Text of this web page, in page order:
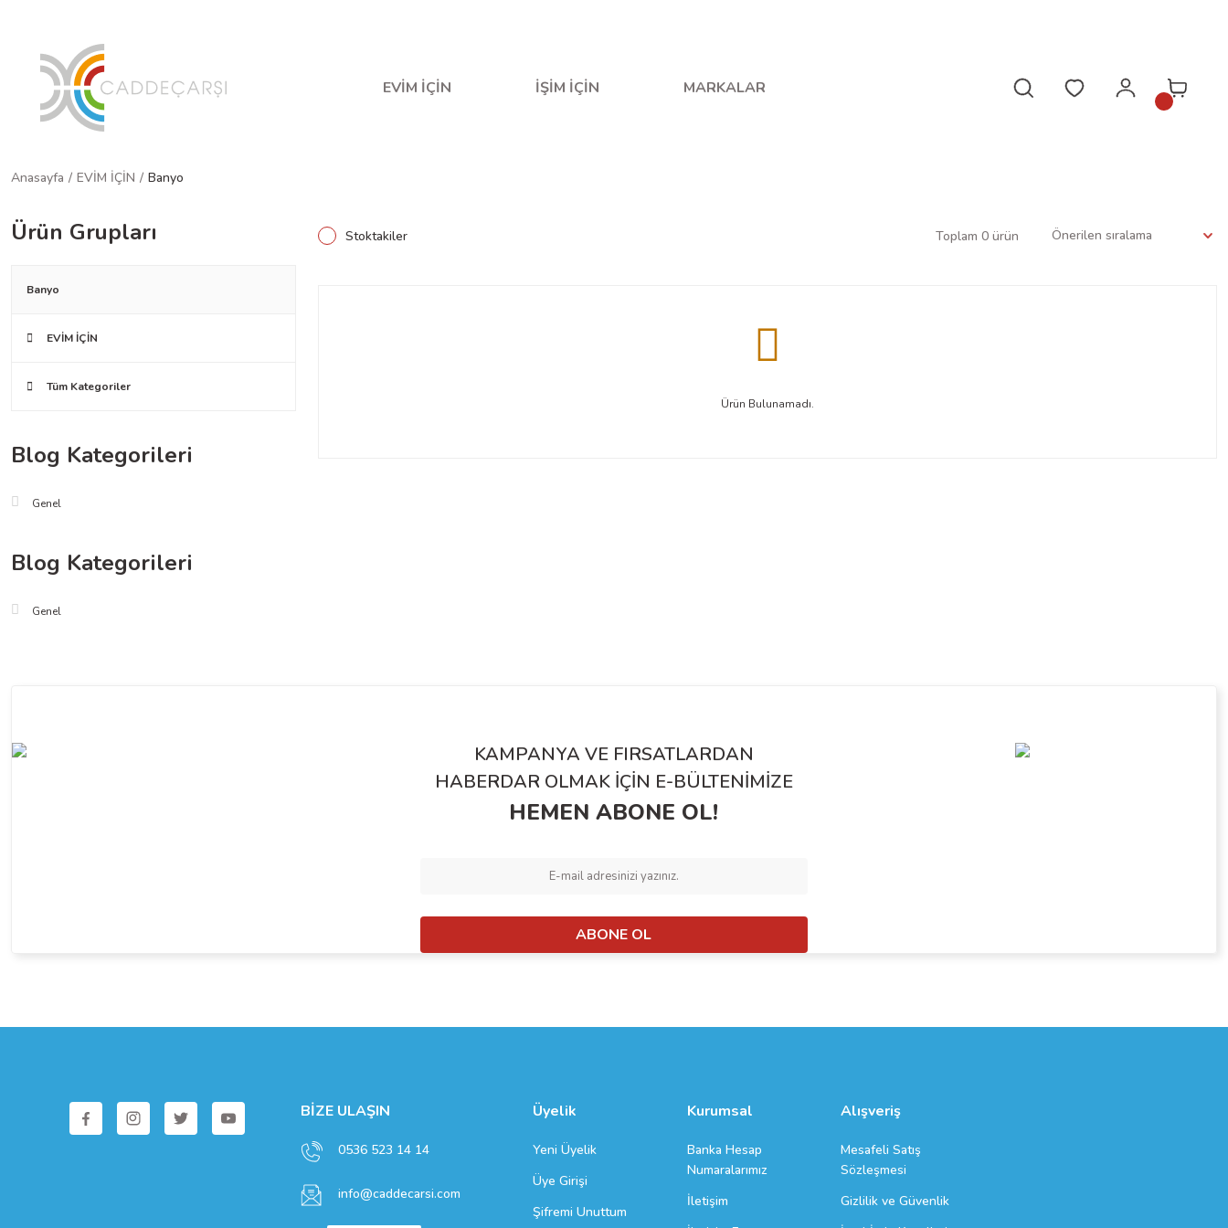
EVİM İÇİN İŞİM İÇİN MARKALAR
Anasayfa EVİM İÇİN Banyo
Ürün Grupları
Banyo
EVİM İÇİN
Tüm Kategoriler
Blog Kategorileri
Genel
Blog Kategorileri
Genel
Stoktakiler Toplam 0 ürün
Ürün Bulunamadı.
KAMPANYA VE FIRSATLARDAN
HABERDAR OLMAK İÇİN E-BÜLTENİMİZE
HEMEN ABONE OL!
ABONE OL
BİZE ULAŞIN
0536 523 14 14
info@caddecarsi.com
Üyelik
Yeni Üyelik
Üye Girişi
Şifremi Unuttum
Kurumsal
Banka Hesap
Numaralarımız
İletişim
Alışveriş
Mesafeli Satış
Sözleşmesi
Gizlilik ve Güvenlik